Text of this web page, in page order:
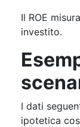
Il ROE
investito.
I dati
ipotetica